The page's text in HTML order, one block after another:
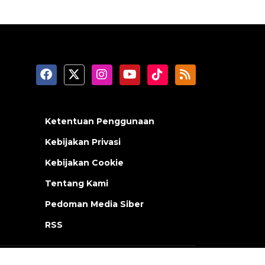
Ketentuan Penggunaan
Kebijakan Privasi
Kebijakan Cookie
Tentang Kami
Pedoman Media Siber
RSS